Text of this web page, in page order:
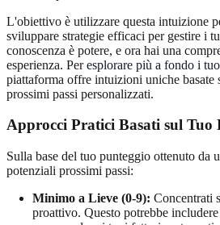
L'obiettivo è utilizzare questa intuizione
sviluppare strategie efficaci per gestire i
conoscenza è potere, e ora hai una
esperienza. Peresplorare più a fondo i
piattaforma offre intuizioni uniche basate
prossimi passi personalizzati.
Approcci Pratici Basati sul
Sulla base del tuo punteggio ottenuto da
potenziali prossimi passi:
Minimo a Lieve (0-9): Concentrati
proattivo. Questo potrebbe